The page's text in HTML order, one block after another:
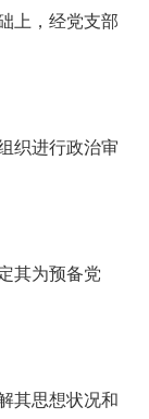
上，经党支部
织进行政治审
其为预备党
其思想状况和